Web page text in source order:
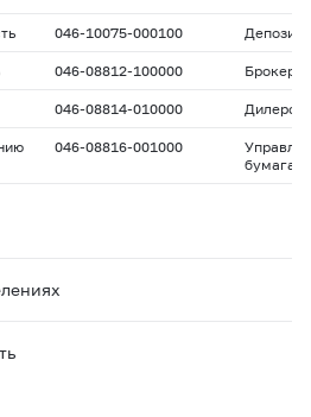
046-10075-000100
046-08812-100000
046-08814-010000
046-08816-001000